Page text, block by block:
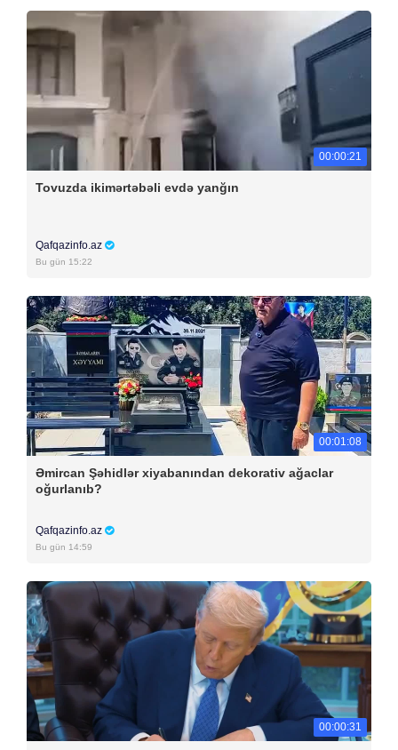
00:00:21
Tovuzda ikimərtəbəli evdə yanğın
Qafqazinfo.az
Bu gün 15:22
00:01:08
Əmircan Şəhidlər xiyabanından dekorativ ağaclar
oğurlanıb?
Qafqazinfo.az
Bu gün 14:59
00:00:31